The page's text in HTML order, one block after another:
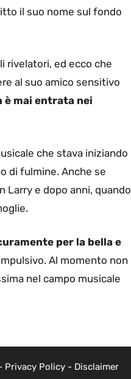
il suo nome sul fondo
rivelatori, ed ecco che
al suo amico sensitivo
è mai entrata nei
che stava iniziando
di fulmine. Anche se
Larry e dopo anni, quando
per la bella e
Al momento non
nel campo musicale
Privacy Policy- Disclaimer